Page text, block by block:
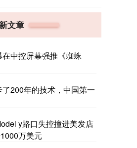
文章
中控屏幕强推《蜘蛛
200年的技术，中国第一
y路口失控撞进美发店
万美元